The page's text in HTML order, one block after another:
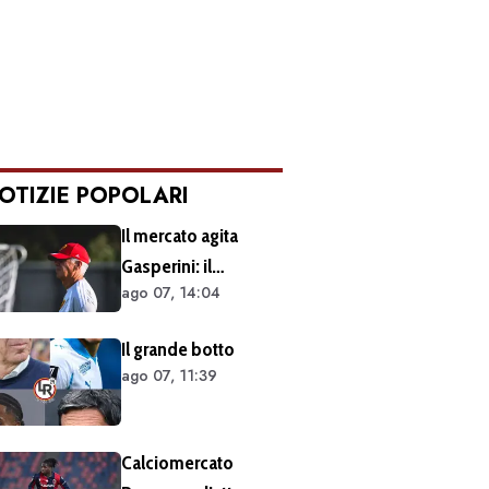
POPOLARI
Il mercato agita
Gasperini: il
retroscena dietro al
Ecco cosa è emerso
dal meeting con la
ago 07, 14:04
Il grande botto
ago 07, 11:39
Calciomercato